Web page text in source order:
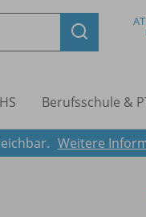
AT
Berufsschule &
Weitere